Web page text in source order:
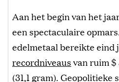
Aan het begin van het
een spectaculaire
edelmetaal bereikte eind
recordniveausvan ruim
(31,1 gram). Geopolitieke